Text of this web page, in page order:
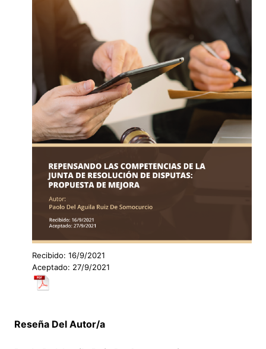
Recibido: 16/9/2021
Aceptado: 27/9/2021
Reseña Del Autor/a